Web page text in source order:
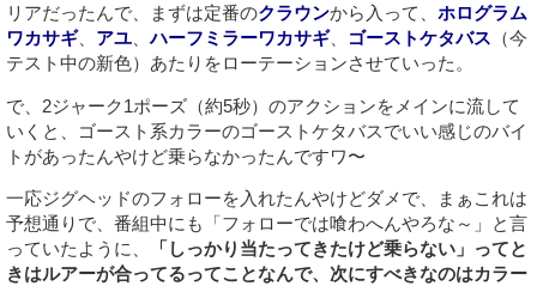
リアだったんで、まずは定番のクラウンから入って、 ホログラム
ワカサギ、 アユ 、ハーフミラーワカサギ、 ゴーストケタバス （今
テスト中の新色）あたりをローテーションさせていった。
で、2ジャーク1ポーズ（約5秒）のアクションをメインに流して
いくと、ゴースト系カラーのゴーストケタバスでいい感じのバイ
トがあったんやけど乗らなかったんですワ〜
一応ジグヘッドのフォローを入れたんやけどダメで、まぁこれは
予想通りで、番組中にも「フォローでは喰わへんやろな～」と言
っていたように、
「しっかり当たってきたけど乗らない」ってと
きはルアーが合ってるってことなんで、次にすべきなのはカラー